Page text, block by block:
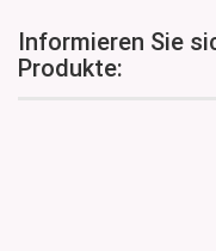
Informieren Sie
Produkte: